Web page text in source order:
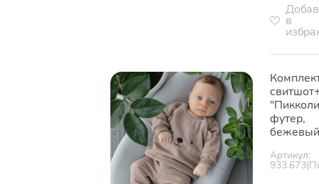
в
футер,
бежевый
Артикул: